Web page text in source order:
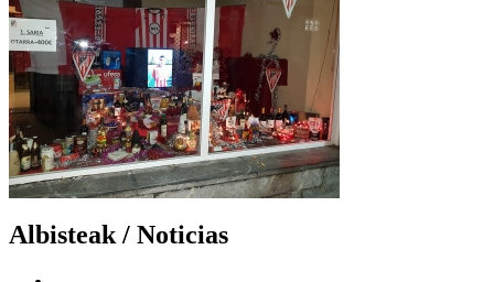
Albisteak / Noticias